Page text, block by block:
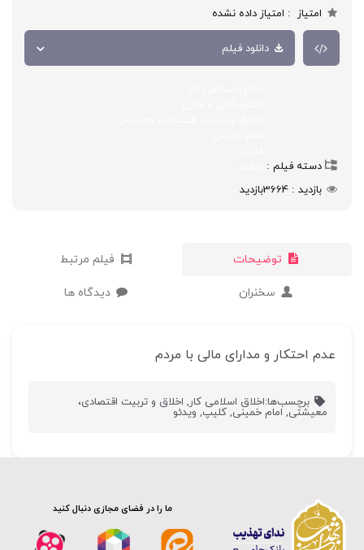
امتیاز
امتیاز داده نشده
دانلود فیلم
دسته فیلم
بازدید
3664بازدید
توضیحات فیلم مرتبط
سخنران دیدگاه ها
عدم احتکار و مدارای مالی با مردم
برچسب‌ها:اخلاق اسلامی کار, اخلاق و تربیت اقتصادی،
معیشتی, امام خمینی, کلیپ, ویدئو
ما را در فضای مجازی دنبال کنید